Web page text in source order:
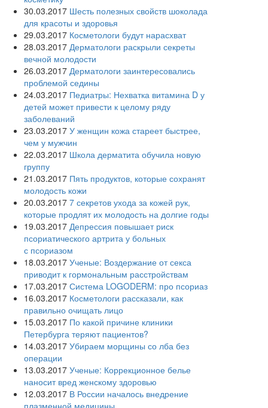
30.03.2017 Шесть полезных свойств шоколада
для красоты и здоровья
29.03.2017 Косметологи будут нарасхват
28.03.2017 Дерматологи раскрыли секреты
вечной молодости
26.03.2017 Дерматологи заинтересовались
проблемой седины
24.03.2017 Педиатры: Нехватка витамина D у
детей может привести к целому ряду
заболеваний
23.03.2017 У женщин кожа стареет быстрее,
чем у мужчин
22.03.2017 Школа дерматита обучила новую
группу
21.03.2017 Пять продуктов, которые сохранят
молодость кожи
20.03.2017 7 секретов ухода за кожей рук,
которые продлят их молодость на долгие годы
19.03.2017 Депрессия повышает риск
псориатического артрита у больных
с псориазом
18.03.2017 Ученые: Воздержание от секса
приводит к гормональным расстройствам
17.03.2017 Система LOGODERM: про псориаз
16.03.2017 Косметологи рассказали, как
правильно очищать лицо
15.03.2017 По какой причине клиники
Петербурга теряют пациентов?
14.03.2017 Убираем морщины со лба без
операции
13.03.2017 Ученые: Коррекционное белье
наносит вред женскому здоровью
12.03.2017 В России началось внедрение
плазменной медицины